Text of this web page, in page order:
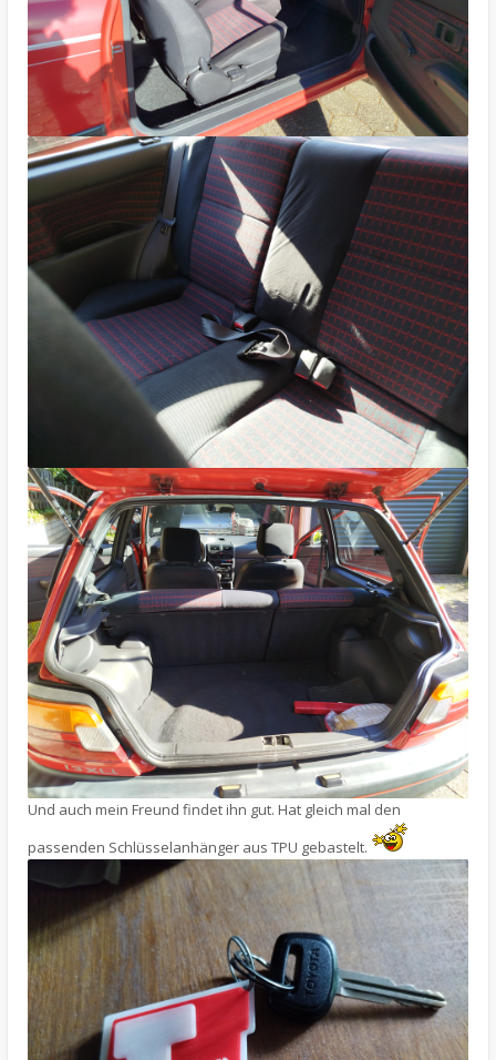
Und auch mein Freund findet ihn gut. Hat gleich mal den
passenden Schlüsselanhänger aus TPU gebastelt.